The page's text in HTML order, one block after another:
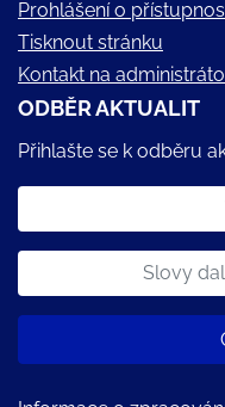
Prohlášení o
Tisknout stránku
Kontakt na
ODBĚR AKTUALIT
Přihlašte se k odběru